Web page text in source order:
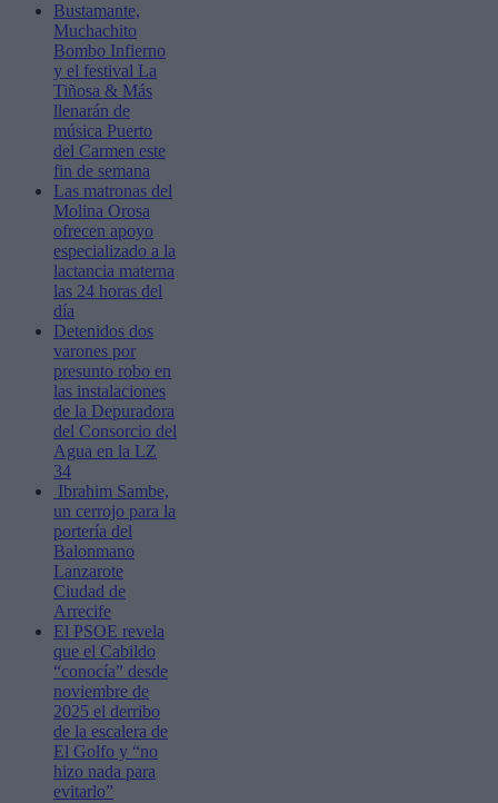
Bustamante,
Muchachito
Bombo Infierno
y el festival La
Tiñosa & Más
llenarán de
música Puerto
del Carmen este
fin de semana
Las matronas del
Molina Orosa
ofrecen apoyo
especializado a la
lactancia materna
las 24 horas del
día
Detenidos dos
varones por
presunto robo en
las instalaciones
de la Depuradora
del Consorcio del
Agua en la LZ
34
Ibrahim Sambe,
un cerrojo para la
portería del
Balonmano
Lanzarote
Ciudad de
Arrecife
El PSOE revela
que el Cabildo
“conocía” desde
noviembre de
2025 el derribo
de la escalera de
El Golfo y “no
hizo nada para
evitarlo”